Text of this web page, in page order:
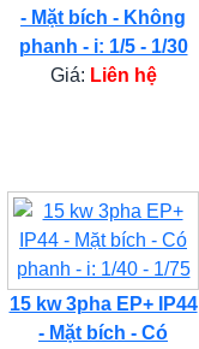
- Mặt bích - Không
phanh - i: 1/5 - 1/30
Giá: Liên hệ
15 kw 3pha EP+ IP44
- Mặt bích - Có